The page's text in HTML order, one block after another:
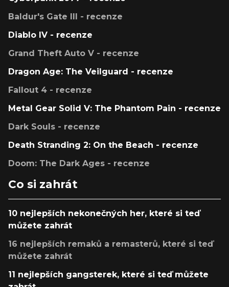
Baldur's Gate III - recenze
Diablo IV - recenze
Grand Theft Auto V - recenze
Dragon Age: The Veilguard - recenze
Fallout 4 - recenze
Metal Gear Solid V: The Phantom Pain - recenze
Dark Souls - recenze
Death Stranding 2: On the Beach - recenze
Doom: The Dark Ages - recenze
Co si zahrát
10 nejlepších nekonečných her, které si teď
můžete zahrát
16 nejlepších remaků a remasterů, které si teď
můžete zahrát
11 nejlepších gangsterek, které si teď můžete